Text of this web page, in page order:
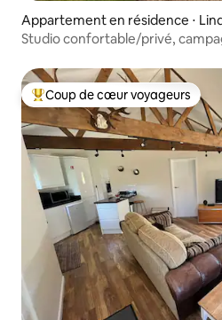
Appartement en résidence ⋅
Studio confortable/privé,
Coups de cœur voyageurs les
Coup de cœur voyageurs